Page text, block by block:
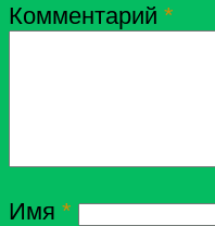
Комментарий *
Имя *